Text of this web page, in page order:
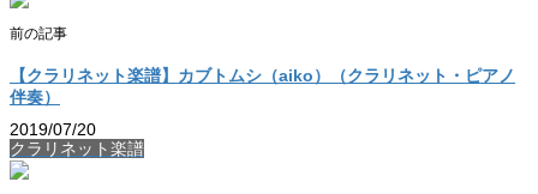
前の記事
【クラリネット楽譜】カブトムシ（aiko）（クラリネット・ピアノ
伴奏）
2019/07/20
クラリネット楽譜